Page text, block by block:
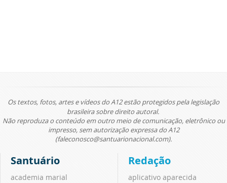
Os textos, fotos, artes e vídeos do A12 estão protegidos pela legislação
brasileira sobre direito autoral.
Não reproduza o conteúdo em outro meio de comunicação, eletrônico ou
impresso, sem autorização expressa do A12
(faleconosco@santuarionacional.com).
Santuário
academia marial
Redação
aplicativo aparecida